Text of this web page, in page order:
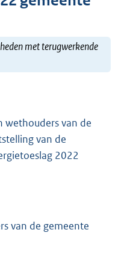
met terugwerkende
wethouders van de
van de
2022
van de gemeente